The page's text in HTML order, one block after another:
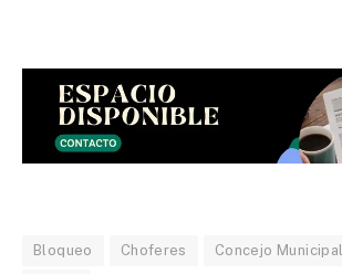
Bloqueo Choferes Concejo Municipal